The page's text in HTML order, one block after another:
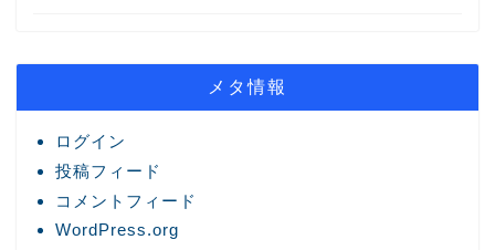
メタ情報
ログイン
投稿フィード
コメントフィード
WordPress.org